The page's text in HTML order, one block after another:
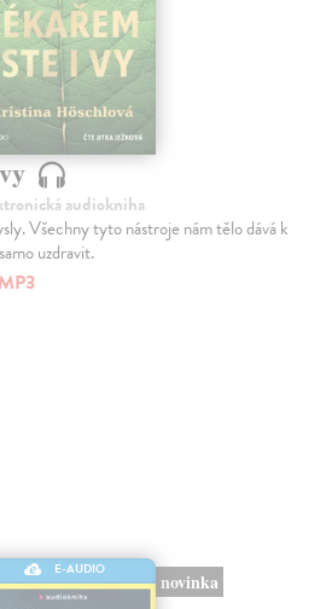
audiokniha
Všechny tyto nástroje nám tělo dává k
uzdravit.
MP3
E-AUDIO
novinka